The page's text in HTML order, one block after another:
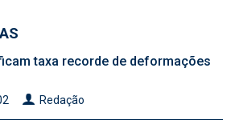
taxa recorde de deformações
Redação